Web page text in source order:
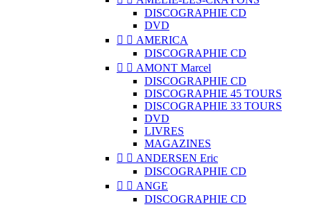
DISCOGRAPHIE CD
DVD
  AMERICA
DISCOGRAPHIE CD
  AMONT Marcel
DISCOGRAPHIE CD
DISCOGRAPHIE 45 TOURS
DISCOGRAPHIE 33 TOURS
DVD
LIVRES
MAGAZINES
  ANDERSEN Eric
DISCOGRAPHIE CD
  ANGE
DISCOGRAPHIE CD